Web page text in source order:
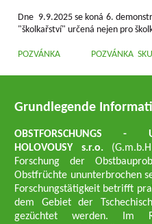
Dne 9.9.2025 se koná 6.
"školkařství" určená nejen pro
POZVÁNKA POZVÁNKA
Grundlegende
OBSTFORSCHUNGS -
HOLOVOUSY s.r.o.
Forschung der
Obstfrüchte ununterbrochen
Forschungstätigkeit betrifft
dem Gebiet der
gezüchtet werden. Im